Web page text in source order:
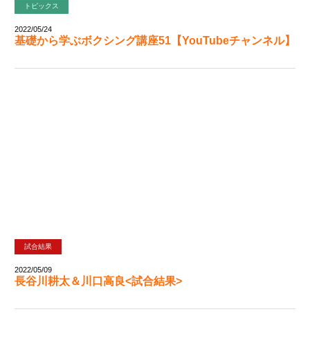
トピックス
2022/05/24
基礎から学ぶボクシング講座51【YouTubeチャンネル】
試合結果
2022/05/09
長谷川耕太＆川口高良<試合結果>